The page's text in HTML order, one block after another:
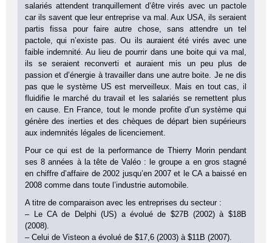
salariés attendent tranquillement d’être virés avec un pactole
car ils savent que leur entreprise va mal. Aux USA, ils seraient
partis fissa pour faire autre chose, sans attendre un tel
pactole, qui n’existe pas. Ou ils auraient été virés avec une
faible indemnité. Au lieu de pourrir dans une boite qui va mal,
ils se seraient reconverti et auraient mis un peu plus de
passion et d’énergie à travailler dans une autre boite. Je ne dis
pas que le système US est merveilleux. Mais en tout cas, il
fluidifie le marché du travail et les salariés se remettent plus
en cause. En France, tout le monde profite d’un système qui
génère des inerties et des chèques de départ bien supérieurs
aux indemnités légales de licenciement.
Pour ce qui est de la performance de Thierry Morin pendant
ses 8 années à la tête de Valéo : le groupe a en gros stagné
en chiffre d’affaire de 2002 jusqu’en 2007 et le CA a baissé en
2008 comme dans toute l’industrie automobile.
A titre de comparaison avec les entreprises du secteur :
– Le CA de Delphi (US) a évolué de $27B (2002) à $18B
(2008).
– Celui de Visteon a évolué de $17,6 (2003) à $11B (2007).